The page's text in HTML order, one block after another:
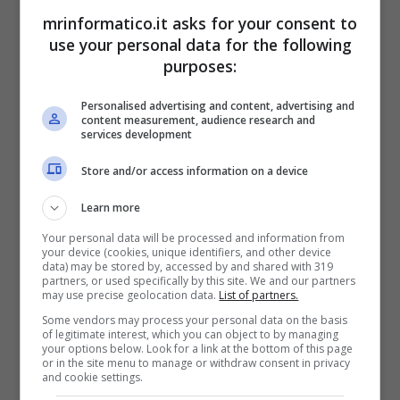
conversazione, invitare amici a partecipare o
entrare in gruppi già esistenti su invito. Questa
funzione consente agli utenti di TikTok di
vedono sulla piattaforma, di organizzare eventi,
condividere esperienze
numero massimodipartecipantiper ogni
chat di gruppo è attualmente fissato a 32
utenti, compreso l’utente che crea il gruppo.
Questalimitazione inizialepotrebbe essere
rivista in futuro, in base all’utilizzo e alla
domanda degli utenti.
TikTok, come e quando
sarà possibile creare
mrinformatico.it asks for your consent to
use your personal data for the following
purposes:
Personalised advertising and content, advertising and
content measurement, audience research and
services development
Store and/or access information on a device
Learn more
Your personal data will be processed and information from
your device (cookies, unique identifiers, and other device
data) may be stored by, accessed by and shared with 319
partners, or used specifically by this site. We and our partners
may use precise geolocation data. List of partners.
Some vendors may process your personal data on the basis
of legitimate interest, which you can object to by managing
your options below. Look for a link at the bottom of this page
or in the site menu to manage or withdraw consent in privacy
and cookie settings.